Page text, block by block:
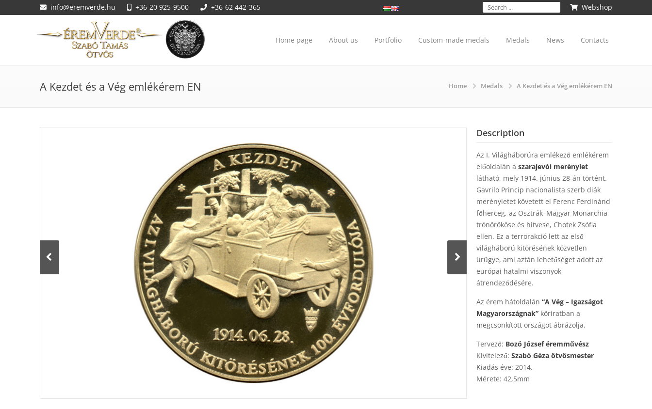
info@eremverde.hu +36-20 925-9500 +36-62 442-365 Webshop
Home page About us Portfolio Custom-made medals Medals News Contacts
A Kezdet és a Vég emlékérem EN Home Medals A Kezdet és a Vég emlékérem EN
Description
Az I. Világháborúra emlékező emlékérem
előoldalán a szarajevói merénylet
látható, mely 1914. június 28-án történt.
Gavrilo Princip nacionalista szerb diák
merényletet követett el Ferenc Ferdinánd
főherceg, az Osztrák–Magyar Monarchia
trónörököse és hitvese, Chotek Zsófia
ellen. Ez a terrorakció lett az első
világháború kitörésének közvetlen
ürügye, ami aztán lehetőséget adott az
európai hatalmi viszonyok
átrendeződésére.
Az érem hátoldalán “A Vég – Igazságot
Magyarországnak” köriratban a
megcsonkított országot ábrázolja.
Tervező: Bozó József éremművész
Kivitelező: Szabó Géza ötvösmester
Kiadás éve: 2014.
Mérete: 42,5mm